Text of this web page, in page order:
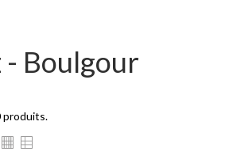
- Boulgour
produits.